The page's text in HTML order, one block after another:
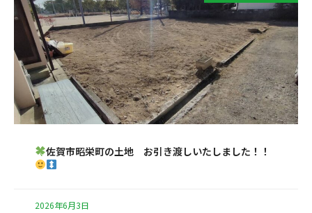
佐賀市昭栄町の土地 お引き渡しいたしました！！
2026年6月3日